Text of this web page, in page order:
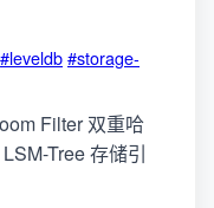
#leveldb#storage-
Filter 双重哈
Tree 存储引